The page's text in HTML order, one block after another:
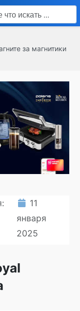
за магнитики
11
января
2025